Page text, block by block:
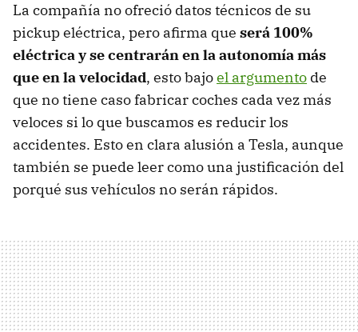
La compañía no ofreció datos técnicos de su
pickup eléctrica, pero afirma que será 100%
eléctrica y se centrarán en la autonomía más
que en la velocidad, esto bajoel argumento de
que no tiene caso fabricar coches cada vez más
veloces si lo que buscamos es reducir los
accidentes. Esto en clara alusión a Tesla, aunque
también se puede leer como una justificación del
porqué sus vehículos no serán rápidos.